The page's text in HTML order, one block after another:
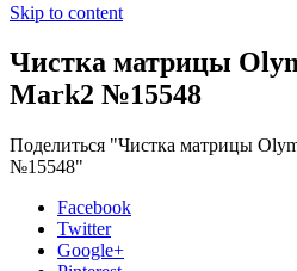
Skip to content
Чистка матрицы
Mark2 №15548
Поделиться "Чистка матрицы
№15548"
Facebook
Twitter
Google+